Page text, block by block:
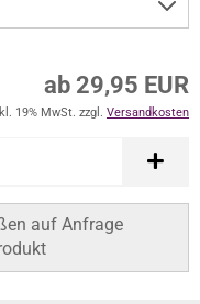
ab 29,95 EUR
19% MwSt. zzgl. Versandkosten
auf Anfrage